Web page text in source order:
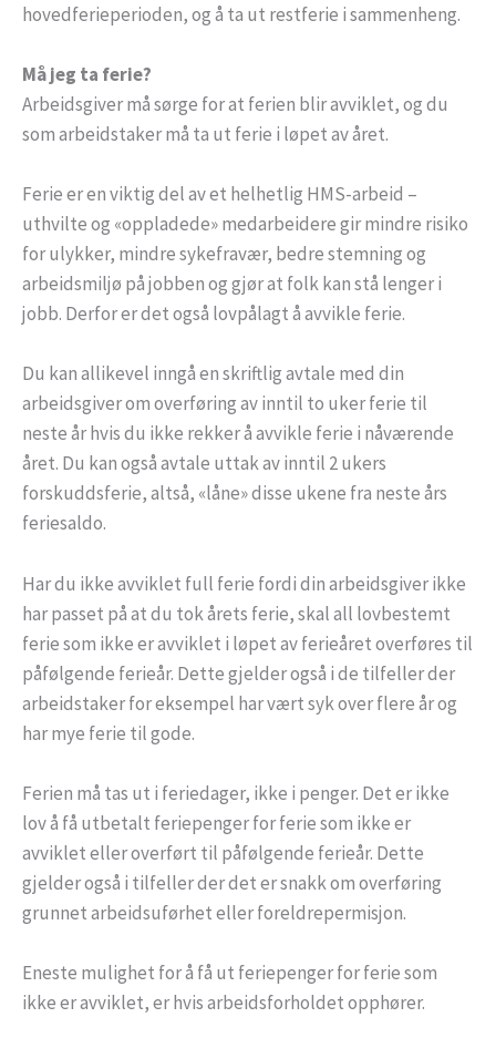
hovedferieperioden, og å ta ut restferie i sammenheng.
Må jeg ta ferie?
Arbeidsgiver må sørge for at ferien blir avviklet, og du
som arbeidstaker må ta ut ferie i løpet av året.
Ferie er en viktig del av et helhetlig HMS-arbeid –
uthvilte og «oppladede» medarbeidere gir mindre risiko
for ulykker, mindre sykefravær, bedre stemning og
arbeidsmiljø på jobben og gjør at folk kan stå lenger i
jobb. Derfor er det også lovpålagt å avvikle ferie.
Du kan allikevel inngå en skriftlig avtale med din
arbeidsgiver om overføring av inntil to uker ferie til
neste år hvis du ikke rekker å avvikle ferie i nåværende
året. Du kan også avtale uttak av inntil 2 ukers
forskuddsferie, altså, «låne» disse ukene fra neste års
feriesaldo.
Har du ikke avviklet full ferie fordi din arbeidsgiver ikke
har passet på at du tok årets ferie, skal all lovbestemt
ferie som ikke er avviklet i løpet av ferieåret overføres til
påfølgende ferieår. Dette gjelder også i de tilfeller der
arbeidstaker for eksempel har vært syk over flere år og
har mye ferie til gode.
Ferien må tas ut i feriedager, ikke i penger. Det er ikke
lov å få utbetalt feriepenger for ferie som ikke er
avviklet eller overført til påfølgende ferieår. Dette
gjelder også i tilfeller der det er snakk om overføring
grunnet arbeidsuførhet eller foreldrepermisjon.
Eneste mulighet for å få ut feriepenger for ferie som
ikke er avviklet, er hvis arbeidsforholdet opphører.